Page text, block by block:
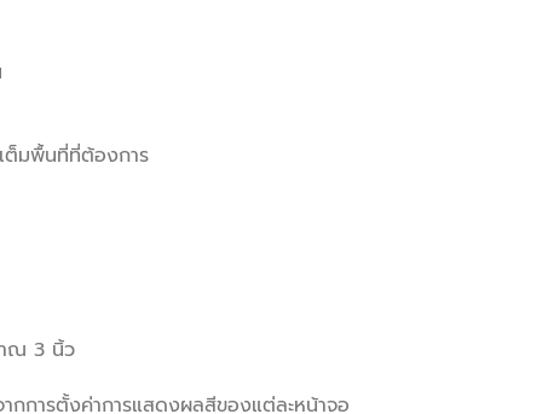
ต็มพื้นที่ที่ต้องการ
าณ 3 นิ้ว
การตั้งค่าการแสดงผลสีของแต่ละหน้าจอ